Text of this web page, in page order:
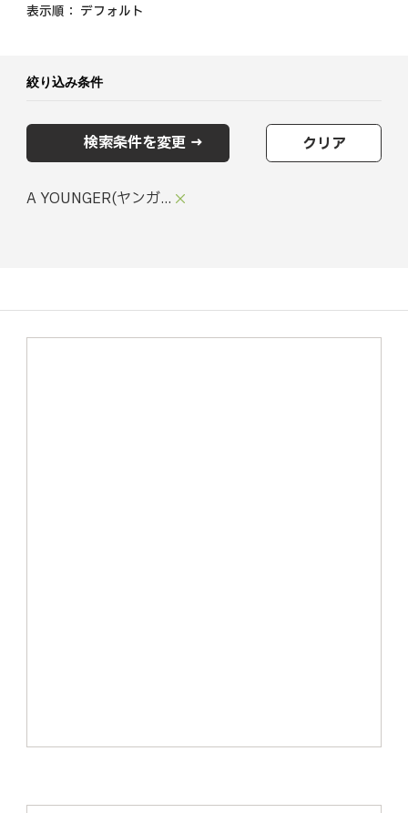
表示順： デフォルト
絞り込み条件
検索条件を変更 → クリア
A YOUNGER(ヤンガ...